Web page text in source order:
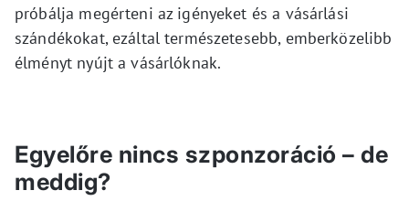
próbálja megérteni az igényeket és a vásárlási
szándékokat, ezáltal természetesebb, emberközelibb
élményt nyújt a vásárlóknak.
Egyelőre nincs szponzoráció – de
meddig?